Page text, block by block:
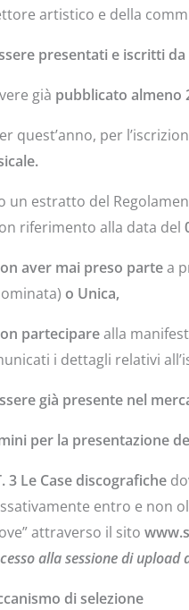
artistico e della
presentati e iscritti
già pubblicato almeno
quest’anno, per
un estratto del
riferimento alla data del
aver mai preso partea
o Unica,
parteciparealla
i dettagli relativi
già presente nel
per la presentazione
3 Le Case discografiche
entro e non
attraverso il sito
alla sessione di
di selezione